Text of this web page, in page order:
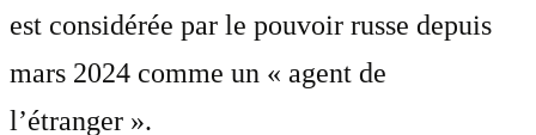
est considérée par le pouvoir russe depuis
mars 2024 comme un « agent de
l’étranger ».